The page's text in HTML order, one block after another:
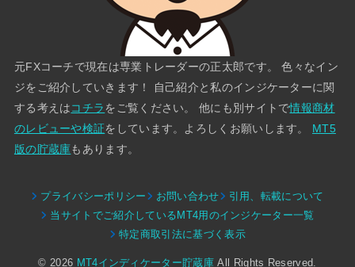
元FXコーチで現在は専業トレーダーの正太郎です。 色々なイン
ジをご紹介していきます！ 自己紹介と私のインジケーターに関
する考えはコチラをご覧ください。 他にも別サイトで情報商材
のレビューや検証をしています。よろしくお願いします。 MT5
版の貯蔵庫もあります。
プライバシーポリシー お問い合わせ
引用、転載について
当サイトでご紹介しているMT4用のインジケーター一覧
特定商取引法に基づく表示
© 2026 MT4インディケーター貯蔵庫 All Rights Reserved.